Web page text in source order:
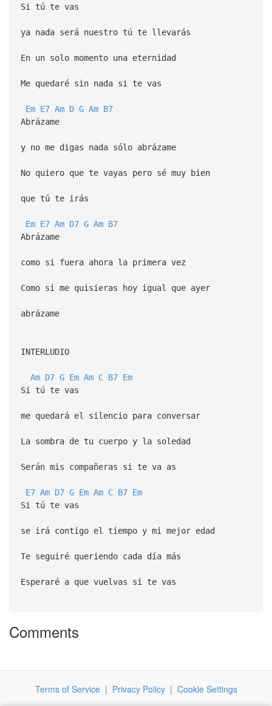
Si tú te vas
ya nada será nuestro tú te llevarás
En un solo momento una eternidad
Me quedaré sin nada si te vas
Em E7 Am D G Am B7
Abrázame
y no me digas nada sólo abrázame
No quiero que te vayas pero sé muy bien
que tú te irás
Em E7 Am D7 G Am B7
Abrázame
como si fuera ahora la primera vez
Como si me quisieras hoy igual que ayer
abrázame
INTERLUDIO
Am D7 G Em Am C B7 Em
Si tú te vas
me quedará el silencio para conversar
La sombra de tu cuerpo y la soledad
Serán mis compañeras si te va as
E7 Am D7 G Em Am C B7 Em
Si tú te vas
se irá contigo el tiempo y mi mejor edad
Te seguiré queriendo cada día más
Esperaré a que vuelvas si te vas
Comments
Terms of Service| Privacy Policy| Cookie Settings